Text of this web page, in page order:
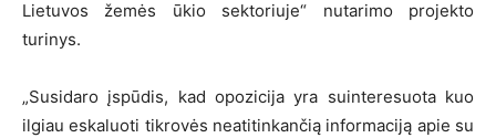
Lietuvos žemės ūkio sektoriuje“ nutarimo projekto
turinys.
„Susidaro įspūdis, kad opozicija yra suinteresuota kuo
ilgiau eskaluoti tikrovės neatitinkančią informaciją apie su